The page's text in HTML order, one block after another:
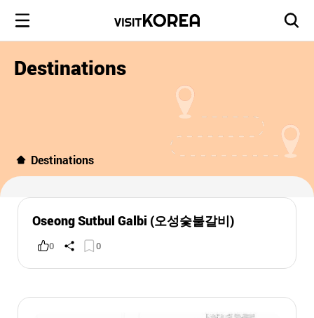
Destinations
Destinations
Oseong Sutbul Galbi (오성숯불갈비)
0 0